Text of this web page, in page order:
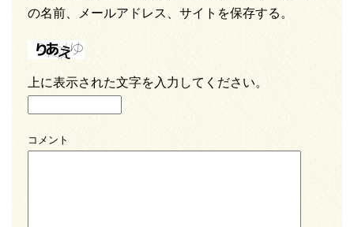
の名前、メールアドレス、サイトを保存する。
上に表示された文字を入力してください。
コメント